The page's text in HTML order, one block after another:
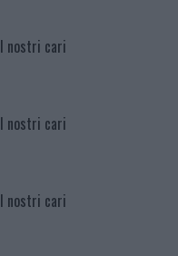
I nostri cari
I nostri cari
I nostri cari